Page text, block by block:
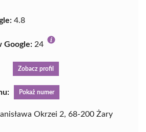
4.8
Google: 24
Zobacz profil
Pokaż numer
Okrzei 2, 68-200 Żary